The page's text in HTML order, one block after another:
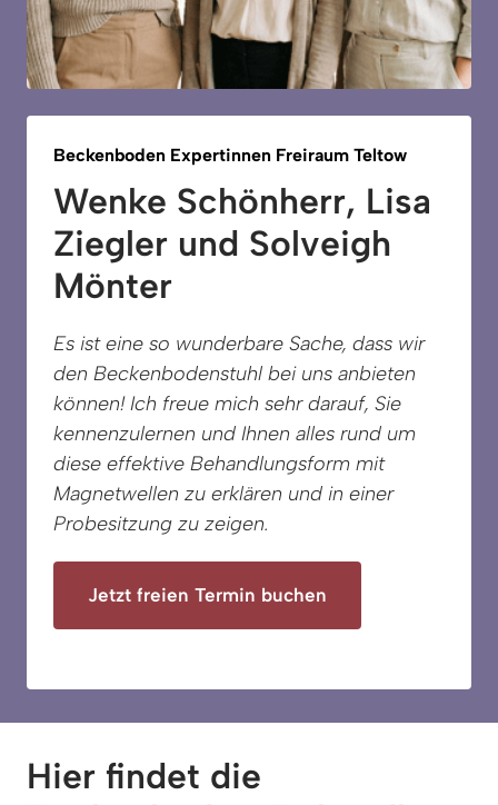
Beckenboden Expertinnen Freiraum Teltow
Wenke Schönherr, Lisa
Ziegler und Solveigh
Mönter
Es ist eine so wunderbare Sache, dass wir
den Beckenbodenstuhl bei uns anbieten
können! Ich freue mich sehr darauf, Sie
kennenzulernen und Ihnen alles rund um
diese effektive Behandlungsform mit
Magnetwellen zu erklären und in einer
Probesitzung zu zeigen.
Jetzt freien Termin buchen
Hier findet die